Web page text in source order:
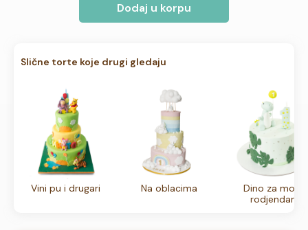
Dodaj u korpu
Slične torte koje drugi gledaju
Vini pu i drugari Na oblacima
Dino za moj 1
rodjendan